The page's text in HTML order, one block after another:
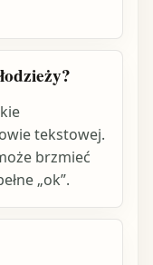
tekstowej.
brzmieć
„ok”.